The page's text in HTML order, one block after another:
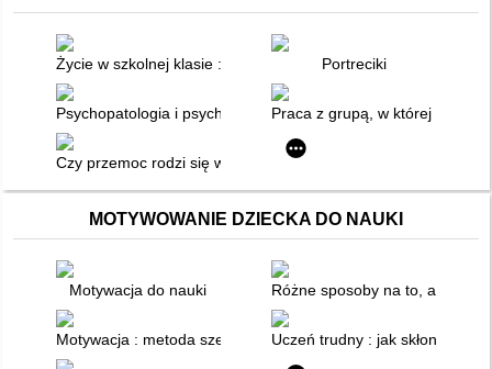
Życie w szkolnej klasie : jak poprawić relacje i zapobiegać
Portreciki
Psychopatologia i psychoprofilaktyka : przejawy narkomanii,
Praca z grupą, w której
Czy przemoc rodzi się w szkole?
MOTYWOWANIE DZIECKA DO NAUKI
Motywacja do nauki Różne sposoby na to, aby
Motywacja : metoda sześciu krokówUczeń trudny : jak skłonić go